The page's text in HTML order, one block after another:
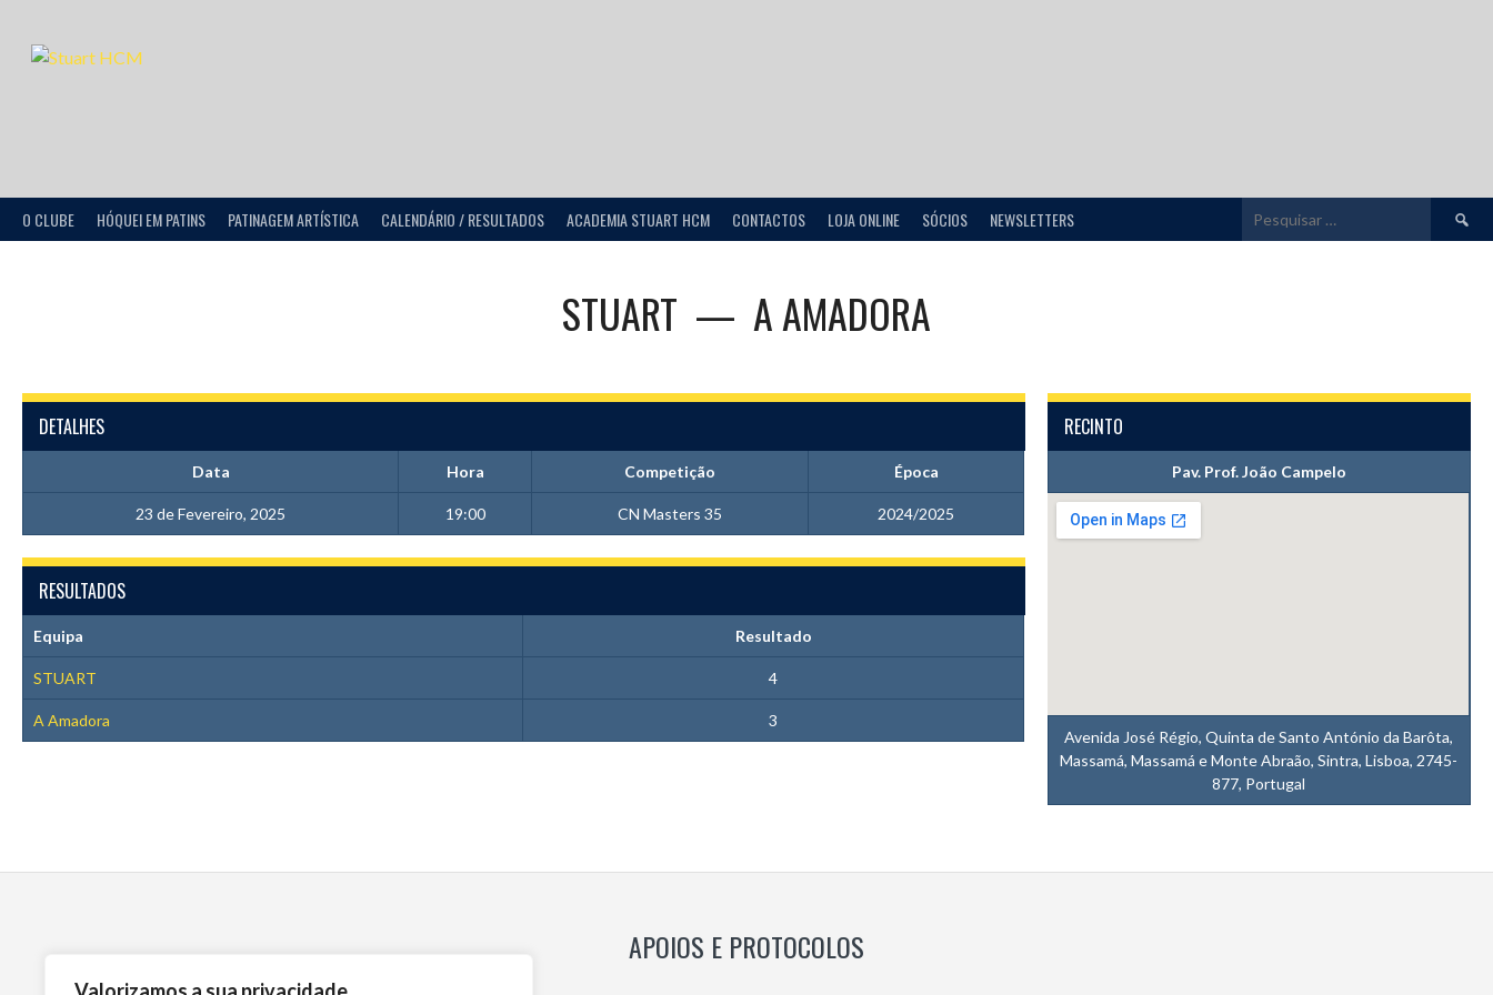
O CLUBE HÓQUEI EM PATINS PATINAGEM ARTÍSTICA CALENDÁRIO / RESULTADOS ACADEMIA STUART HCM CONTACTOS LOJA ONLINE SÓCIOS NEWSLETTERS
por:
STUART — A AMADORA
DETALHES
Data Hora Competição Época
23 de Fevereiro, 2025 19:00 CN Masters 35 2024/2025
RECINTO
Pav. Prof. João Campelo
Avenida José Régio, Quinta de Santo António da Barôta,
Massamá, Massamá e Monte Abraão, Sintra, Lisboa, 2745-
877, Portugal
RESULTADOS
Equipa Resultado
STUART 4
A Amadora 3
APOIOS E PROTOCOLOS